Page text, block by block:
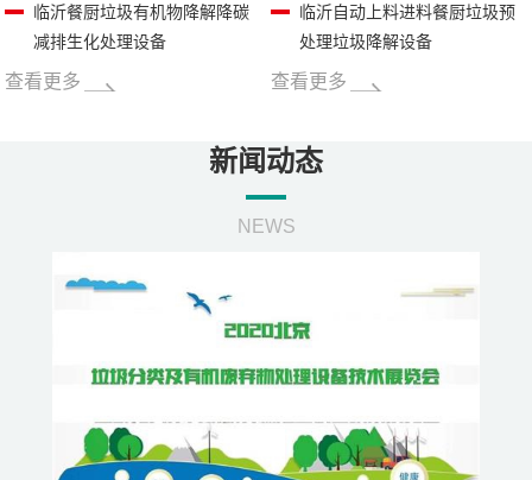
临沂餐厨垃圾有机物降解降碳
减排生化处理设备
查看更多
临沂自动上料进料餐厨垃圾预
处理垃圾降解设备
查看更多
新闻动态
NEWS